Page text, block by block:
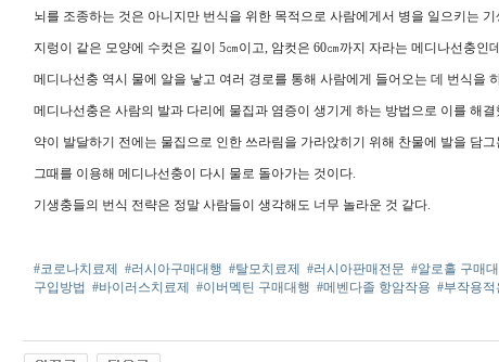
뇌를 조종하는 것은 아니지만 번식을 위한 목적으로 사람에게서 병을 일으키는 기
지렁이 같은 모양에 수컷은 길이 5㎝이고, 암컷은 60㎝까지 자라는 메디나선충인
메디나선충 역시 물에 알을 낳고 여러 경로를 통해 사람에게 들어오는 데 번식을
메디나선충은 사람의 발과 다리에 물집과 염증이 생기게 하는 방법으로 이를 해결
약이 발달하기 전에는 물집으로 인한 쓰라림을 가라앉히기 위해 찬물에 발을 담
그때를 이용해 메디나선충이 다시 물로 돌아가는 것이다.
기생충들의 번식 전략은 정말 사람들이 생각해도 너무 놀라운 것 같다.
#코로나치료제 #러시아구매대행 #탈모치료제 #러시아판매전문 #알로홀 구매
구입방법 #바이러스치료제 #이버멕틴 구매대행 #메벤다졸 항암작용 #부작용적